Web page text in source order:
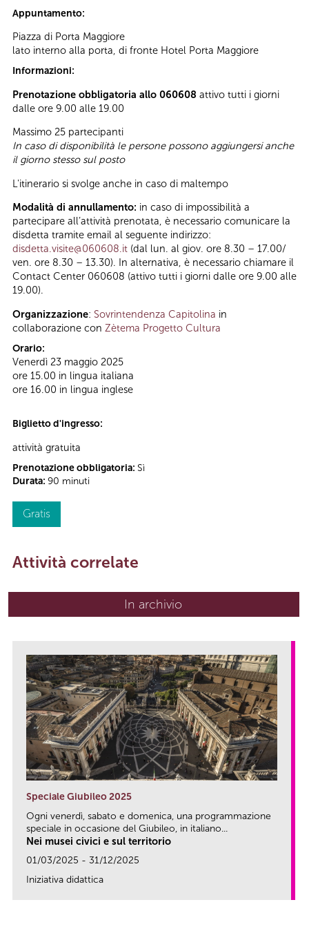
Appuntamento:
Piazza di Porta Maggiore
lato interno alla porta, di fronte Hotel Porta Maggiore
Informazioni:
Prenotazione obbligatoria allo 060608 attivo tutti i giorni
dalle ore 9.00 alle 19.00
Massimo 25 partecipanti
In caso di disponibilità le persone possono aggiungersi anche
il giorno stesso sul posto
L'itinerario si svolge anche in caso di maltempo
Modalità di annullamento: in caso di impossibilità a
partecipare all’attività prenotata, è necessario comunicare la
disdetta tramite email al seguente indirizzo:
disdetta.visite@060608.it (dal lun. al giov. ore 8.30 – 17.00/
ven. ore 8.30 – 13.30). In alternativa, è necessario chiamare il
Contact Center 060608 (attivo tutti i giorni dalle ore 9.00 alle
19.00).
Organizzazione: Sovrintendenza Capitolina in
collaborazione con Zètema Progetto Cultura
Orario:
Venerdì 23 maggio 2025
ore 15.00 in lingua italiana
ore 16.00 in lingua inglese
Biglietto d'ingresso:
attività gratuita
Prenotazione obbligatoria: Sì
Durata: 90 minuti
Gratis
Attività correlate
In archivio
Speciale Giubileo 2025
Ogni venerdì, sabato e domenica, una programmazione
speciale in occasione del Giubileo, in italiano...
Nei musei civici e sul territorio
01/03/2025 - 31/12/2025
Iniziativa didattica